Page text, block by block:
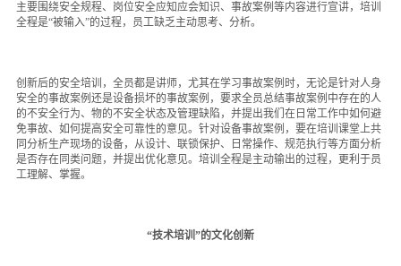
主要围绕安全规程、岗位安全应知应会知识、事故案例等内容进行宣讲，培训
全程是“被输入”的过程，员工缺乏主动思考、分析。
创新后的安全培训，全员都是讲师，尤其在学习事故案例时，无论是针对人身
安全的事故案例还是设备损坏的事故案例，要求全员总结事故案例中存在的人
的不安全行为、物的不安全状态及管理缺陷，并提出我们在日常工作中如何避
免事故、如何提高安全可靠性的意见。针对设备事故案例，要在培训课堂上共
同分析生产现场的设备，从设计、联锁保护、日常操作、规范执行等方面分析
是否存在同类问题，并提出优化意见。培训全程是主动输出的过程，更利于员
工理解、掌握。
“技术培训”的文化创新